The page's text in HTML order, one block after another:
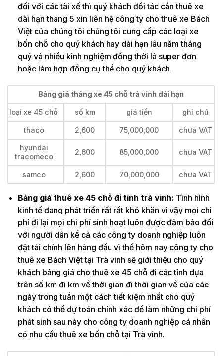
đối với các tài xế thì quý khách đối tác cần thuê xe
dài hạn tháng 5 xin liên hệ công ty cho thuê xe Bách
Việt của chúng tôi chúng tôi cung cấp các loại xe
bốn chỗ cho quý khách hay dài hạn lâu năm tháng
quý và nhiều kinh nghiệm đồng thời là super đơn
hoặc làm hợp đồng cụ thể cho quý khách.
Bảng giá tháng xe 45 chỗ trà vinh dài hạn
loại xe 45 chỗ số km giá tiền ghi chú
thaco 2,600 75,000,000 chưa VAT
hyundai
tracomeco
2,600 85,000,000 chưa VAT
samco 2,600 70,000,000 chưa VAT
Bảng giá thuê xe 45 chỗ đi tỉnh trà vinh: Tình hình
kinh tế đang phát triển rất rất khó khăn vì vậy mọi chi
phí đi lại mọi chi phí sinh hoạt luôn được đảm bảo đối
với người dân kể cả các công ty doanh nghiệp luôn
đặt tài chính lên hàng đầu vì thế hôm nay công ty cho
thuê xe Bách Việt tại Trà vinh sẽ giới thiệu cho quý
khách bảng giá cho thuê xe 45 chỗ đi các tỉnh dựa
trên số km đi km về thời gian đi thời gian về của các
ngày trong tuần một cách tiết kiệm nhất cho quý
khách có thể dự toán chính xác để làm những chi phí
phát sinh sau này cho công ty doanh nghiệp cá nhân
có nhu cầu thuê xe bốn chỗ tại Trà vinh.